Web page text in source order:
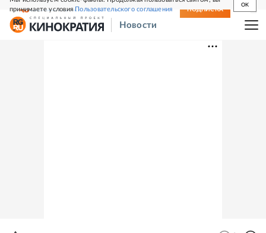
принимаете условияПользовательского соглашения
OK
СВЕЖИЙ НОМЕР ПОДПИСКА
Новости